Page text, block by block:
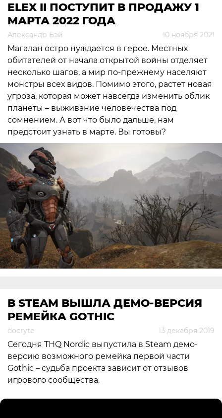
ELEX II ПОСТУПИТ В ПРОДАЖУ 1
МАРТА 2022 ГОДА
Александр Бэй 10 ноября 2021
Магалан остро нуждается в герое. Местных
обитателей от начала открытой войны отделяет
несколько шагов, а мир по-прежнему населяют
монстры всех видов. Помимо этого, растет новая
угроза, которая может навсегда изменить облик
планеты – выживание человечества под
сомнением. А вот что было дальше, нам
предстоит узнать в марте. Вы готовы?
В STEAM ВЫШЛА ДЕМО-ВЕРСИЯ
РЕМЕЙКА GOTHIC
docryte 13 декабря 2019
Сегодня THQ Nordic выпустила в Steam демо-
версию возможного ремейка первой части
Gothic – судьба проекта зависит от отзывов
игрового сообщества.